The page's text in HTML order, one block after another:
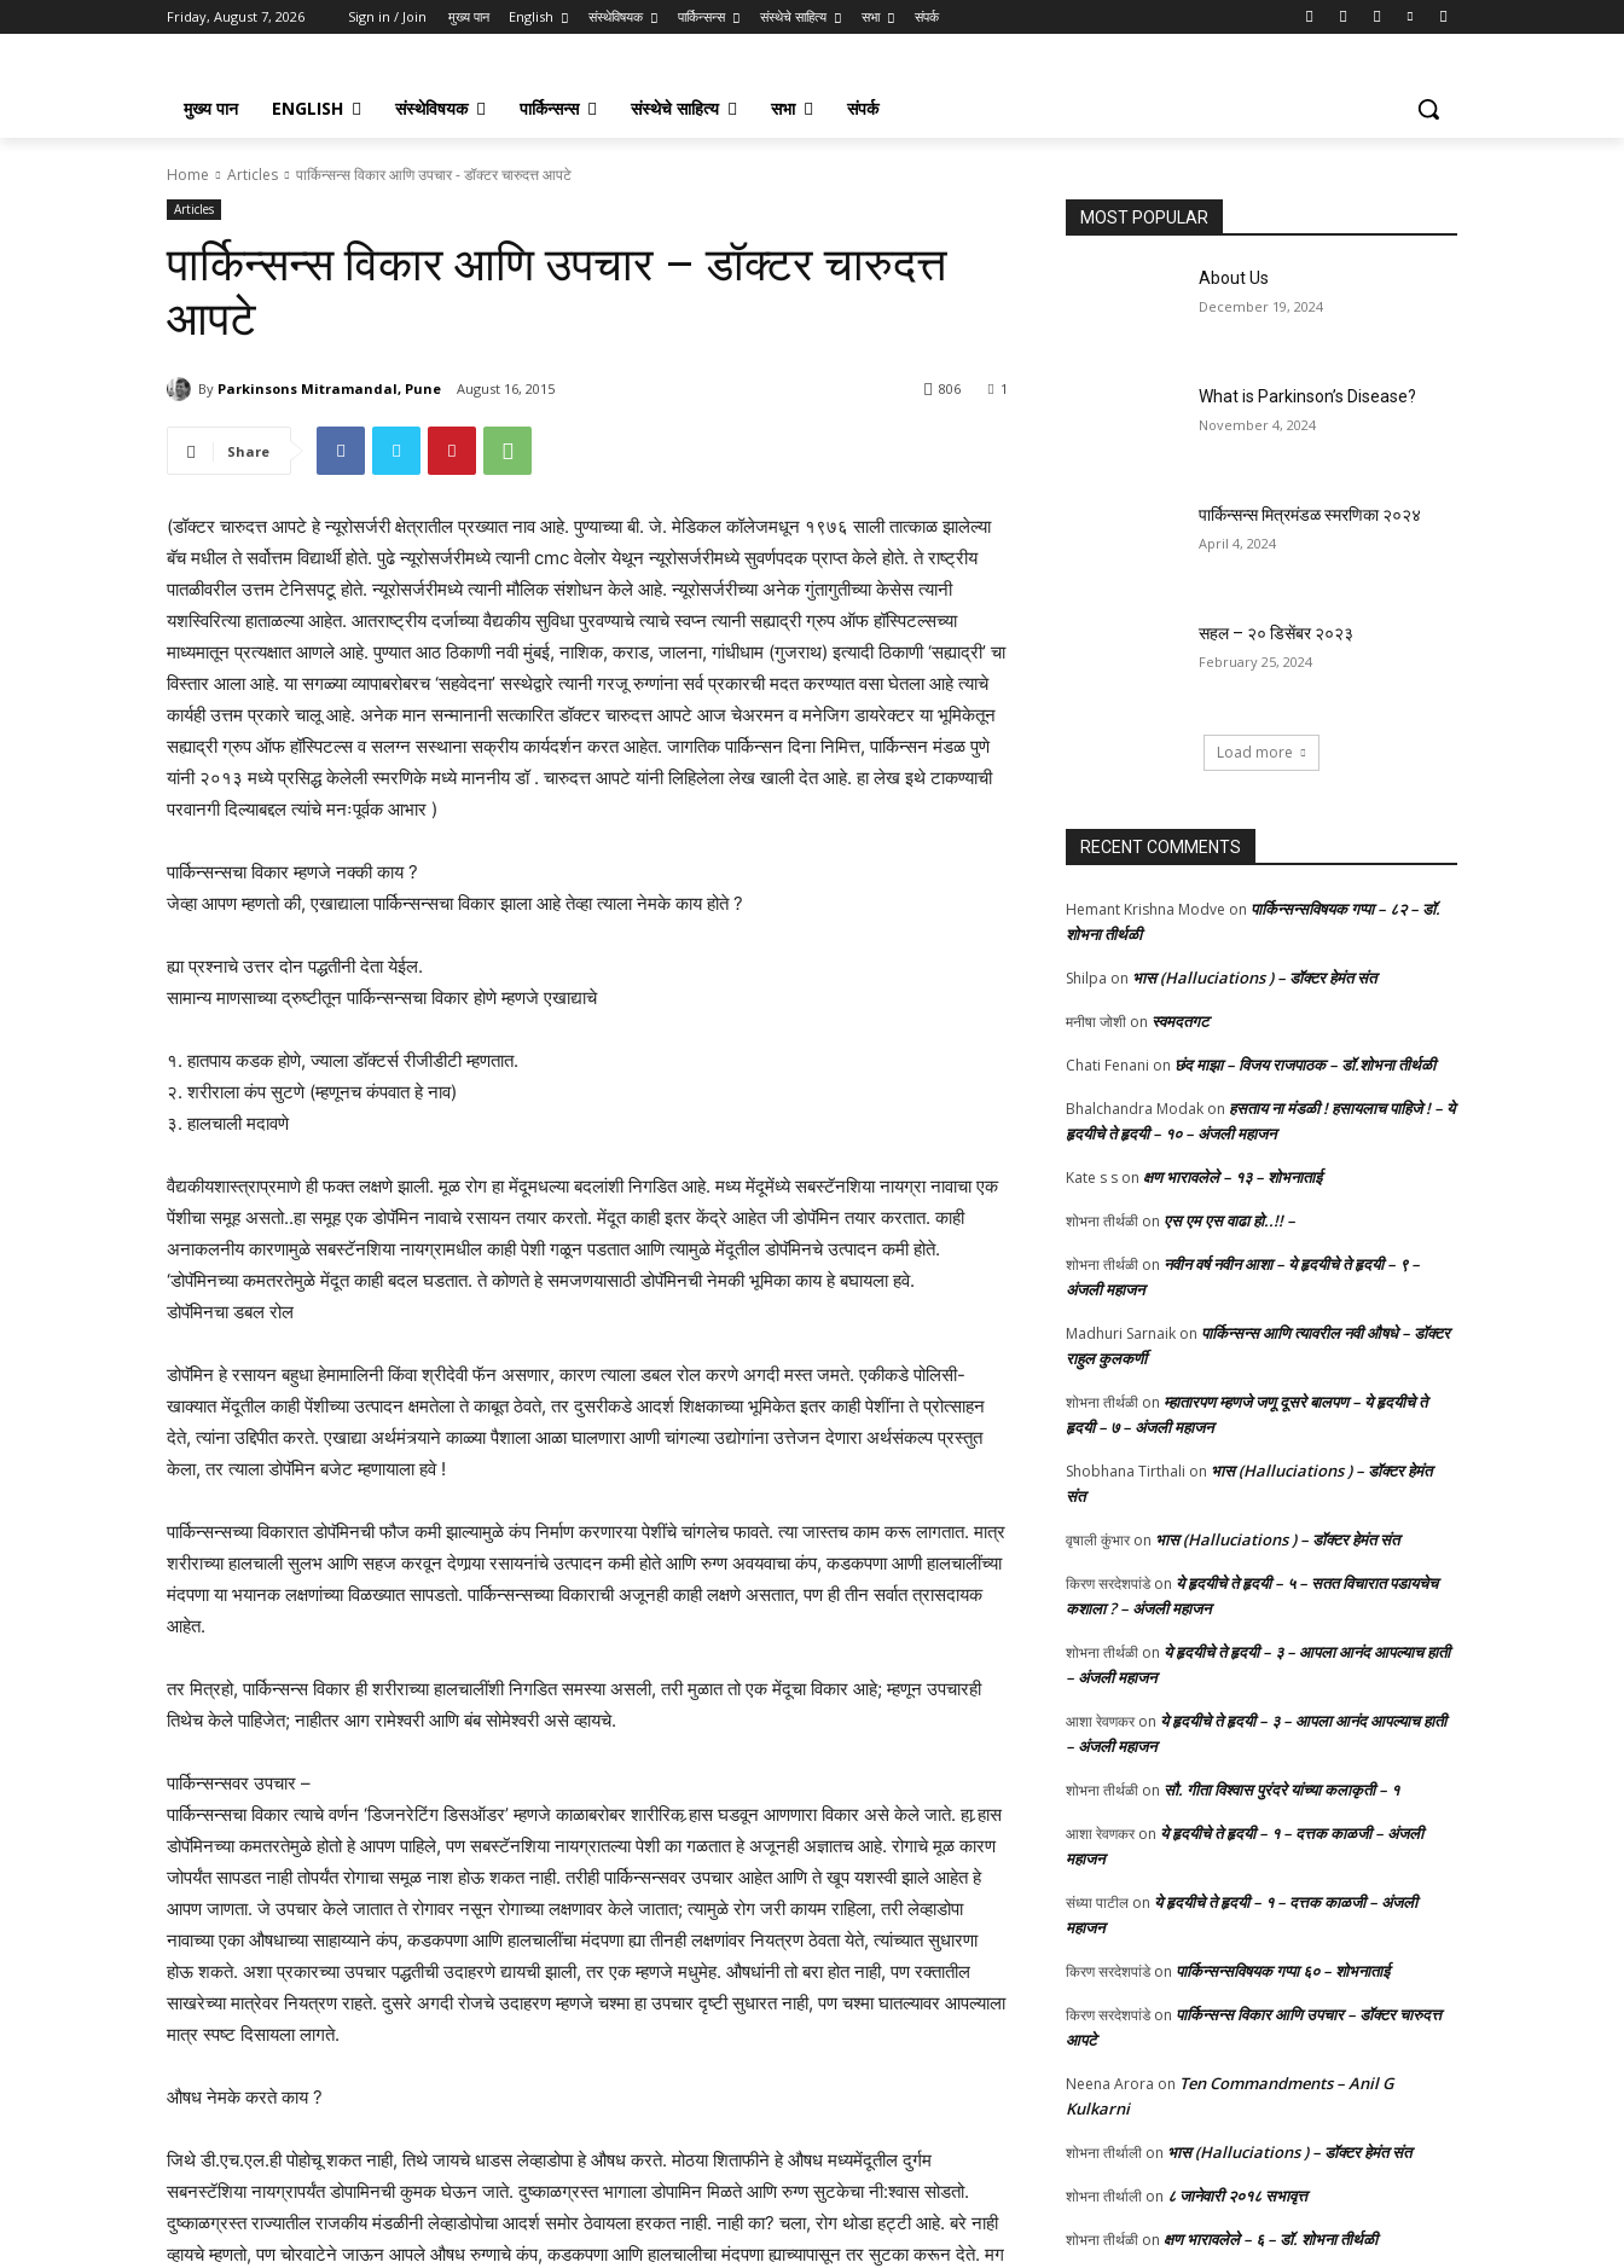
Friday, August 7, 2026 Sign in / Join मुख्य पान English संस्थेविषयक पार्किन्सन्स संस्थेचे साहित्य सभा संपर्क
मुख्य पान ENGLISH संस्थेविषयक पार्किन्सन्स संस्थेचे साहित्य सभा संपर्क
Home Articles पार्किन्सन्स विकार आणि उपचार - डॉक्टर चारुदत्त आपटे
Articles
पार्किन्सन्स विकार आणि उपचार – डॉक्टर चारुदत्त
आपटे
By Parkinsons Mitramandal, Pune August 16, 2015 1
806
Share
(डॉक्टर चारुदत्त आपटे हे न्यूरोसर्जरी क्षेत्रातील प्रख्यात नाव आहे. पुण्याच्या बी. जे. मेडिकल कॉलेजमधून १९७६ साली तात्काळ झालेल्या
बॅच मधील ते सर्वोत्तम विद्यार्थी होते. पुढे न्यूरोसर्जरीमध्ये त्यानी cmc वेलोर येथून न्यूरोसर्जरीमध्ये सुवर्णपदक प्राप्त केले होते. ते राष्ट्रीय
पातळीवरील उत्तम टेनिसपटू होते. न्यूरोसर्जरीमध्ये त्यानी मौलिक संशोधन केले आहे. न्यूरोसर्जरीच्या अनेक गुंतागुतीच्या केसेस त्यानी
यशस्विरित्या हाताळल्या आहेत. आतराष्ट्रीय दर्जाच्या वैद्यकीय सुविधा पुरवण्याचे त्याचे स्वप्न त्यानी सह्याद्री ग्रुप ऑफ हॉस्पिटल्सच्या
माध्यमातून प्रत्यक्षात आणले आहे. पुण्यात आठ ठिकाणी नवी मुंबई, नाशिक, कराड, जालना, गांधीधाम (गुजराथ) इत्यादी ठिकाणी ‘सह्याद्री’ चा
विस्तार आला आहे. या सगळ्या व्यापाबरोबरच ‘सहवेदना’ सस्थेद्वारे त्यानी गरजू रुग्णांना सर्व प्रकारची मदत करण्यात वसा घेतला आहे त्याचे
कार्यही उत्तम प्रकारे चालू आहे. अनेक मान सन्मानानी सत्कारित डॉक्टर चारुदत्त आपटे आज चेअरमन व मनेजिग डायरेक्टर या भूमिकेतून
सह्याद्री ग्रुप ऑफ हॉस्पिटल्स व सलग्न सस्थाना सक्रीय कार्यदर्शन करत आहेत. जागतिक पार्किन्सन दिना निमित्त, पार्किन्सन मंडळ पुणे
यांनी २०१३ मध्ये प्रसिद्ध केलेली स्मरणिके मध्ये माननीय डॉ . चारुदत्त आपटे यांनी लिहिलेला लेख खाली देत आहे. हा लेख इथे टाकण्याची
परवानगी दिल्याबद्दल त्यांचे मनःपूर्वक आभार )
पार्किन्सन्सचा विकार म्हणजे नक्की काय ?
जेव्हा आपण म्हणतो की, एखाद्याला पार्किन्सन्सचा विकार झाला आहे तेव्हा त्याला नेमके काय होते ?
ह्या प्रश्नाचे उत्तर दोन पद्धतीनी देता येईल.
सामान्य माणसाच्या द्रुष्टीतून पार्किन्सन्सचा विकार होणे म्हणजे एखाद्याचे
१. हातपाय कडक होणे, ज्याला डॉक्टर्स रीजीडीटी म्हणतात.
२. शरीराला कंप सुटणे (म्हणूनच कंपवात हे नाव)
३. हालचाली मदावणे
वैद्यकीयशास्त्राप्रमाणे ही फक्त लक्षणे झाली. मूळ रोग हा मेंदूमधल्या बदलांशी निगडित आहे. मध्य मेंदूमेंध्ये सबस्टॅनशिया नायग्रा नावाचा एक
पेंशीचा समूह असतो..हा समूह एक डोपॅमिन नावाचे रसायन तयार करतो. मेंदूत काही इतर केंद्रे आहेत जी डोपॅमिन तयार करतात. काही
अनाकलनीय कारणामुळे सबस्टॅनशिया नायग्रामधील काही पेशी गळून पडतात आणि त्यामुळे मेंदूतील डोपॅमिनचे उत्पादन कमी होते.
‘डोपॅमिनच्या कमतरतेमुळे मेंदूत काही बदल घडतात. ते कोणते हे समजणयासाठी डोपॅमिनची नेमकी भूमिका काय हे बघायला हवे.
डोपॅमिनचा डबल रोल
डोपॅमिन हे रसायन बहुधा हेमामालिनी किंवा श्रीदेवी फॅन असणार, कारण त्याला डबल रोल करणे अगदी मस्त जमते. एकीकडे पोलिसी-
खाक्यात मेंदूतील काही पेंशीच्या उत्पादन क्षमतेला ते काबूत ठेवते, तर दुसरीकडे आदर्श शिक्षकाच्या भूमिकेत इतर काही पेशींना ते प्रोत्साहन
देते, त्यांना उद्दिपीत करते. एखाद्या अर्थमंत्र्याने काळ्या पैशाला आळा घालणारा आणी चांगल्या उद्योगांना उत्तेजन देणारा अर्थसंकल्प प्रस्तुत
केला, तर त्याला डोपॅमिन बजेट म्हणायाला हवे !
पार्किन्सन्सच्या विकारात डोपॅमिनची फौज कमी झाल्यामुळे कंप निर्माण करणारया पेशींचे चांगलेच फावते. त्या जास्तच काम करू लागतात. मात्र
शरीराच्या हालचाली सुलभ आणि सहज करवून देणार्‍या रसायनांचे उत्पादन कमी होते आणि रुग्ण अवयवाचा कंप, कडकपणा आणी हालचालींच्या
मंदपणा या भयानक लक्षणांच्या विळख्यात सापडतो. पार्किन्सन्सच्या विकाराची अजूनही काही लक्षणे असतात, पण ही तीन सर्वात त्रासदायक
आहेत.
तर मित्रहो, पार्किन्सन्स विकार ही शरीराच्या हालचालींशी निगडित समस्या असली, तरी मुळात तो एक मेंदूचा विकार आहे; म्हणून उपचारही
तिथेच केले पाहिजेत; नाहीतर आग रामेश्वरी आणि बंब सोमेश्वरी असे व्हायचे.
पार्किन्सन्सवर उपचार –
पार्किन्सन्सचा विकार त्याचे वर्णन ‘डिजनरेटिंग डिसऑडर’ म्हणजे काळाबरोबर शारीरिक र्‍हास घडवून आणणारा विकार असे केले जाते. हा र्‍हास
डोपॅमिनच्या कमतरतेमुळे होतो हे आपण पाहिले, पण सबस्टॅनशिया नायग्रातल्या पेशी का गळतात हे अजूनही अज्ञातच आहे. रोगाचे मूळ कारण
जोपर्यंत सापडत नाही तोपर्यंत रोगाचा समूळ नाश होऊ शकत नाही. तरीही पार्किन्सन्सवर उपचार आहेत आणि ते खूप यशस्वी झाले आहेत हे
आपण जाणता. जे उपचार केले जातात ते रोगावर नसून रोगाच्या लक्षणावर केले जातात; त्यामुळे रोग जरी कायम राहिला, तरी लेव्हाडोपा
नावाच्या एका औषधाच्या साहाय्याने कंप, कडकपणा आणि हालचालींचा मंदपणा ह्या तीनही लक्षणांवर नियत्रण ठेवता येते, त्यांच्यात सुधारणा
होऊ शकते. अशा प्रकारच्या उपचार पद्धतीची उदाहरणे द्यायची झाली, तर एक म्हणजे मधुमेह. औषधांनी तो बरा होत नाही, पण रक्तातील
साखरेच्या मात्रेवर नियत्रण राहते. दुसरे अगदी रोजचे उदाहरण म्हणजे चश्मा हा उपचार दृष्टी सुधारत नाही, पण चश्मा घातल्यावर आपल्याला
मात्र स्पष्ट दिसायला लागते.
औषध नेमके करते काय ?
जिथे डी.एच.एल.ही पोहोचू शकत नाही, तिथे जायचे धाडस लेव्हाडोपा हे औषध करते. मोठया शिताफीने हे औषध मध्यमेंदूतील दुर्गम
सबनस्टॅशिया नायग्रापर्यंत डोपामिनची कुमक घेऊन जाते. दुष्काळग्रस्त भागाला डोपामिन मिळते आणि रुग्ण सुटकेचा नी:श्वास सोडतो.
दुष्काळग्रस्त राज्यातील राजकीय मंडळीनी लेव्हाडोपोचा आदर्श समोर ठेवायला हरकत नाही. नाही का? चला, रोग थोडा हट्टी आहे. बरे नाही
व्हायचे म्हणतो, पण चोरवाटेने जाऊन आपले औषध रुग्णाचे कंप, कडकपणा आणि हालचालीचा मंदपणा ह्याच्यापासून तर सुटका करून देते. मग
MOST POPULAR
About Us
December 19, 2024
What is Parkinson’s Disease?
November 4, 2024
पार्किन्सन्स मित्रमंडळ स्मरणिका २०२४
April 4, 2024
सहल – २० डिसेंबर २०२३
February 25, 2024
Load more
RECENT COMMENTS
Hemant Krishna Modve on पार्किन्सन्सविषयक गप्पा – ८२ – डॉ.
शोभना तीर्थळी
Shilpa on भास (Halluciations ) – डॉक्टर हेमंत संत
मनीषा जोशी on स्वमदतगट
Chati Fenani on छंद माझा – विजय राजपाठक – डॉ.शोभना तीर्थळी
Bhalchandra Modak on हसताय ना मंडळी‌ ! हसायलाच पाहिजे ! – ये
हृदयीचे ते हृदयी – १० – अंजली महाजन
Kate s s on क्षण भारावलेले – १३ – शोभनाताई
शोभना तीर्थळी on एस एम एस वाढा हो..!! –
शोभना तीर्थळी on नवीन वर्ष नवीन आशा – ये हृदयीचे ते हृदयी – ९ –
अंजली महाजन
Madhuri Sarnaik on पार्किन्सन्स आणि त्यावरील नवी औषधे – डॉक्टर
राहुल कुलकर्णी
शोभना तीर्थळी on म्हातारपण म्हणजे जणू दूसरे बालपण – ये हृदयीचे ते
हृदयी – ७ – अंजली महाजन
Shobhana Tirthali on भास (Halluciations ) – डॉक्टर हेमंत
संत
वृषाली कुंभारon भास (Halluciations ) – डॉक्टर हेमंत संत
किरण सरदेशपांडेon ये हृदयीचे ते हृदयी – ५ – सतत विचारात पडायचेच
कशाला ? – अंजली महाजन
शोभना तीर्थळी on ये हृदयीचे ते हृदयी – ३ – आपला आनंद आपल्याच हाती
– अंजली महाजन
आशा रेवणकरon ये हृदयीचे ते हृदयी – ३ – आपला आनंद आपल्याच हाती
– अंजली महाजन
शोभना तीर्थळी on सौ. गीता विश्वास पुरंदरे यांच्या कलाकृती – १
आशा रेवणकरon ये हृदयीचे ते हृदयी – १ – दत्तक काळजी – अंजली
महाजन
संध्या पाटील on ये हृदयीचे ते हृदयी – १ – दत्तक काळजी – अंजली
महाजन
किरण सरदेशपांडेon पार्किन्सन्सविषयक गप्पा ६० – शोभनाताई
किरण सरदेशपांडेon पार्किन्सन्स विकार आणि उपचार – डॉक्टर चारुदत्त
आपटे
Neena Arora on Ten Commandments – Anil G
Kulkarni
शोभना तीर्थाली on भास (Halluciations ) – डॉक्टर हेमंत संत
शोभना तीर्थाली on ८ जानेवारी २०१८ सभावृत्त
शोभना तीर्थळी on क्षण भारावलेले – ६ – डॉ. शोभना तीर्थळी